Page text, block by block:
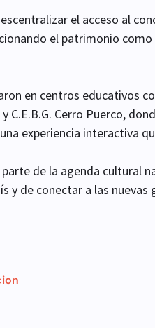
el acceso al
el patrimonio
en centros educativos
C.E.B.G. Cerro Puerco,
experiencia interactiva
de la agenda cultural
y de conectar a las